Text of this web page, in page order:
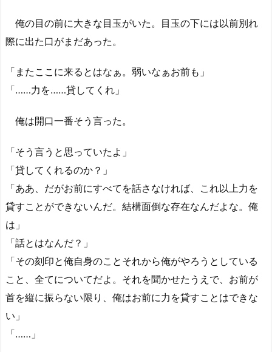
俺の目の前に大きな目玉がいた。目玉の下には以前別れ
際に出た口がまだあった。
「またここに来るとはなぁ。弱いなぁお前も」
「……力を……貸してくれ」
俺は開口一番そう言った。
「そう言うと思っていたよ」
「貸してくれるのか？」
「ああ、だがお前にすべてを話さなければ、これ以上力を
貸すことができないんだ。結構面倒な存在なんだよな。俺
は」
「話とはなんだ？」
「その刻印と俺自身のことそれから俺がやろうとしている
こと、全てについてだよ。それを聞かせたうえで、お前が
首を縦に振らない限り、俺はお前に力を貸すことはできな
い」
「……」